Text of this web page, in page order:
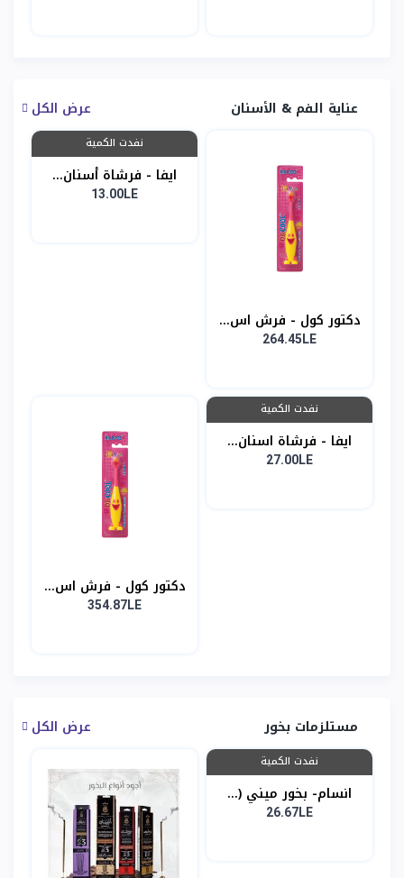
عناية الفم & الأسنان عرض الكل
دكتور كول - فرش اس...
264.45LE
نفدت الكمية
ايفا - فرشاة أسنان...
13.00LE
نفدت الكمية
ايفا - فرشاة اسنان...
27.00LE
دكتور كول - فرش اس...
354.87LE
مستلزمات بخور عرض الكل
نفدت الكمية
انسام- بخور ميني (...
26.67LE